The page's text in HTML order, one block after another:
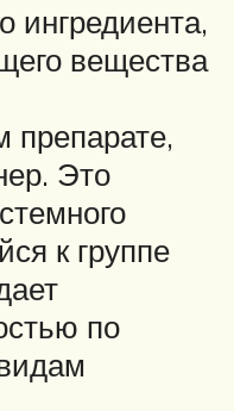
ингредиента,
вещества
препарате,
Это
к группе
по